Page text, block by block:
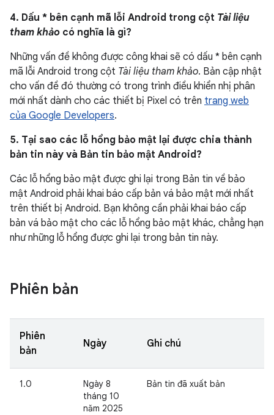
4. Dấu * bên cạnh mã lỗi Android trong cột Tài liệu
tham khảo có nghĩa là gì?
Những vấn đề không được công khai sẽ có dấu * bên cạnh
mã lỗi Android trong cột Tài liệu tham khảo. Bản cập nhật
cho vấn đề đó thường có trong trình điều khiển nhị phân
mới nhất dành cho các thiết bị Pixel có trên trang web
của Google Developers.
5. Tại sao các lỗ hổng bảo mật lại được chia thành
bản tin này và Bản tin bảo mật Android?
Các lỗ hổng bảo mật được ghi lại trong Bản tin về bảo
mật Android phải khai báo cấp bản vá bảo mật mới nhất
trên thiết bị Android. Bạn không cần phải khai báo cấp
bản vá bảo mật cho các lỗ hổng bảo mật khác, chẳng hạn
như những lỗ hổng được ghi lại trong bản tin này.
Phiên bản
Phiên
bản
Ngày Ghi chú
1.0
Ngày 8
tháng 10
năm 2025
Bản tin đã xuất bản